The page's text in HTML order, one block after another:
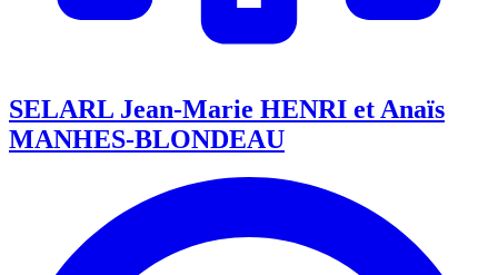
SELARL Jean-Marie HENRI et Anaïs
MANHES-BLONDEAU